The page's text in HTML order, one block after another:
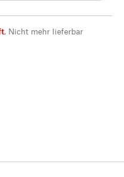
, Nicht mehr lieferbar